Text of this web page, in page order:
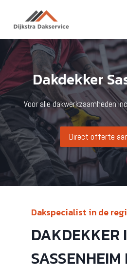
inhoud
Dakdekker
Voor alle dakwerkzaamheden
Direct offerte
Dakspecialist in de
DAKDEKKER
SASSENHEIM